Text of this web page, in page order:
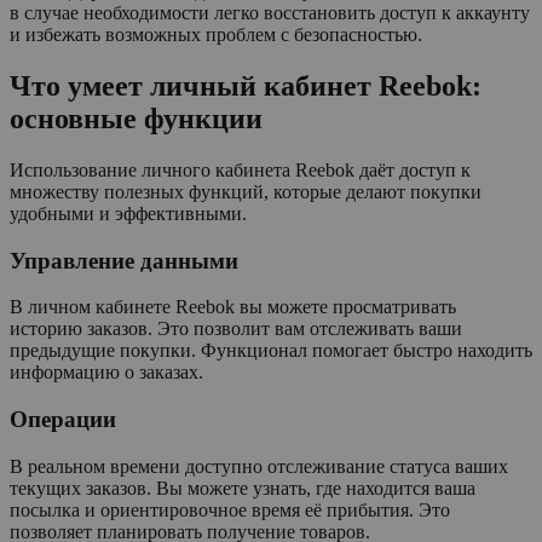
в случае необходимости легко восстановить доступ к аккаунту
и избежать возможных проблем с безопасностью.
Что умеет личный кабинет Reebok:
основные функции
Использование личного кабинета Reebok даёт доступ к
множеству полезных функций, которые делают покупки
удобными и эффективными.
Управление данными
В личном кабинете Reebok вы можете просматривать
историю заказов. Это позволит вам отслеживать ваши
предыдущие покупки. Функционал помогает быстро находить
информацию о заказах.
Операции
В реальном времени доступно отслеживание статуса ваших
текущих заказов. Вы можете узнать, где находится ваша
посылка и ориентировочное время её прибытия. Это
позволяет планировать получение товаров.